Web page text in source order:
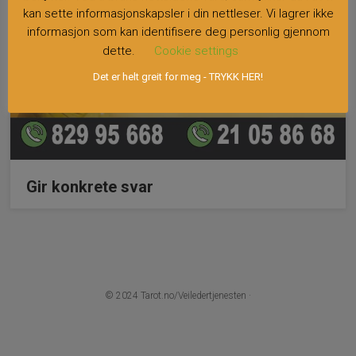
Gir konkrete svar
© 2024 Tarot.no/Veiledertjenesten ·
kan sette informasjonskapsler i din nettleser. Vi lagrer ikke
informasjon som kan identifisere deg personlig gjennom
dette.
Cookie settings
Det er helt greit for meg - TRYKK HER!